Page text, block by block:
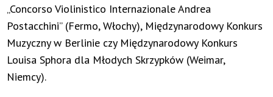
„Concorso Violinistico Internazionale Andrea
Postacchini” (Fermo, Włochy), Międzynarodowy Konkurs
Muzyczny w Berlinie czy Międzynarodowy Konkurs
Louisa Sphora dla Młodych Skrzypków (Weimar,
Niemcy).